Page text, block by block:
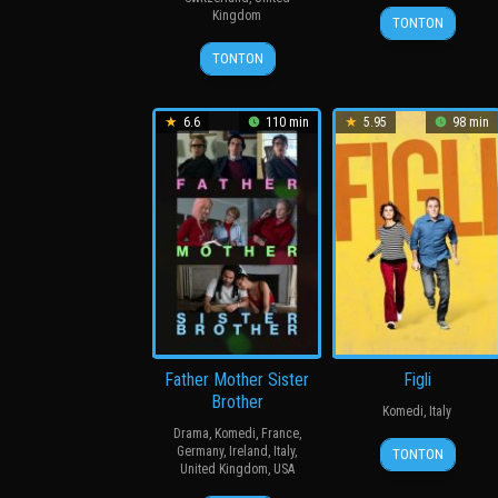
Kingdom
20
May
Paolo
Sorrentino
TONTON
13
Feb
Matteo
Garrone
TONTON
6.6 110 min
Father Mother Sister
Brother
Drama, Komedi, France,
Germany, Ireland , Italy,
United Kingdom, USA
5.95 98 min
Figli
Komedi, Italy
23
Jan
Cecilia
Luberto
TONTON